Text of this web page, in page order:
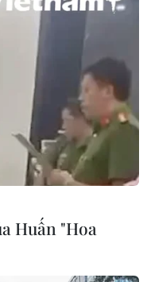
bệnh nhân rơi
Huấn "Hoa